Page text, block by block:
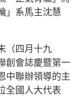
」系馬主沈慧
（四月十九
創會誌慶暨第一
中聯辦領導的主
全國人大代表